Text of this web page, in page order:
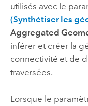
utilisés avec le
(Synthétiser les
Aggregated
inférer et créer la
connectivité et de
traversées.
Lorsque le